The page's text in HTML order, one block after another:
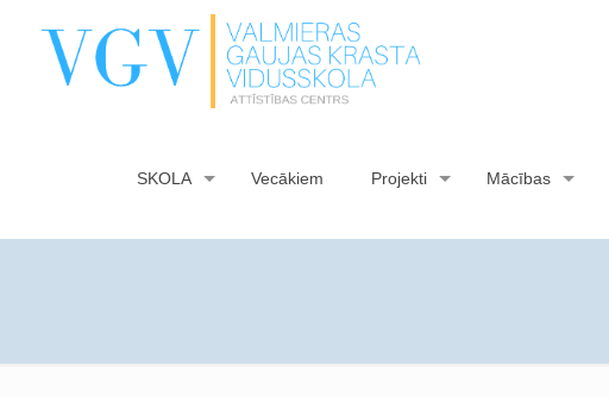
SKOLA Vecākiem Projekti Mācības